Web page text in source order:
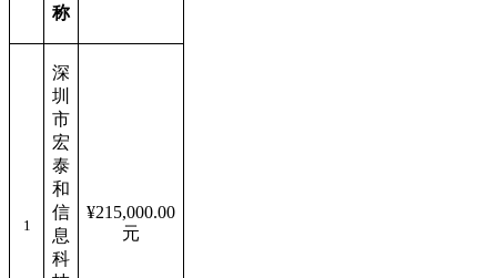
称
1
深
圳
市
宏
泰
和
信
息
科
¥215,000.00
元